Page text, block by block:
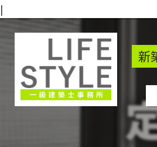
|
新